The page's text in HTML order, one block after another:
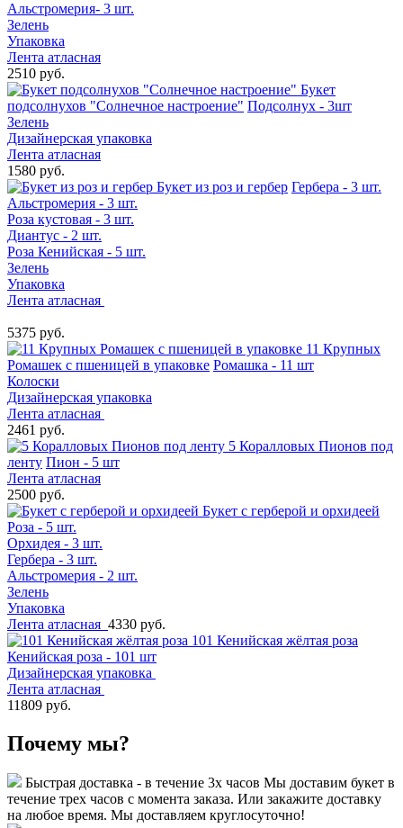
Альстромерия- 3 шт.
Зелень
Упаковка
Лента атласная
2510 руб.
Букет
подсолнухов "Солнечное настроение" Подсолнух - 3шт
Зелень
Дизайнерская упаковка
Лента атласная
1580 руб.
Букет из роз и гербер Гербера - 3 шт.
Альстромерия - 3 шт.
Роза кустовая - 3 шт.
Диантус - 2 шт.
Роза Кенийская - 5 шт.
Зелень
Упаковка
Лента атласная
5375 руб.
11 Крупных
Ромашек с пшеницей в упаковке Ромашка - 11 шт
Колоски
Дизайнерская упаковка
Лента атласная
2461 руб.
5 Коралловых Пионов под
ленту Пион - 5 шт
Лента атласная
2500 руб.
Букет с герберой и орхидеей
Роза - 5 шт.
Орхидея - 3 шт.
Гербера - 3 шт.
Альстромерия - 2 шт.
Зелень
Упаковка
Лента атласная 4330 руб.
101 Кенийская жёлтая роза
Кенийская роза - 101 шт
Дизайнерская упаковка
Лента атласная
11809 руб.
Почему мы?
Быстрая доставка - в течение 3х часов Мы доставим букет в
течение трех часов с момента заказа. Или закажите доставку
на любое время. Мы доставляем круглосуточно!